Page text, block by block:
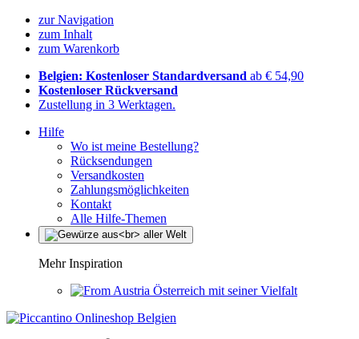
zur Navigation
zum Inhalt
zum Warenkorb
Belgien: Kostenloser Standardversand ab € 54,90
Kostenloser Rückversand
Zustellung in 3 Werktagen.
Hilfe
Wo ist meine Bestellung?
Rücksendungen
Versandkosten
Zahlungsmöglichkeiten
Kontakt
Alle Hilfe-Themen
Mehr Inspiration
Österreich mit seiner Vielfalt